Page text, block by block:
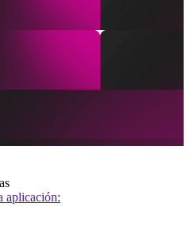
aplicación: